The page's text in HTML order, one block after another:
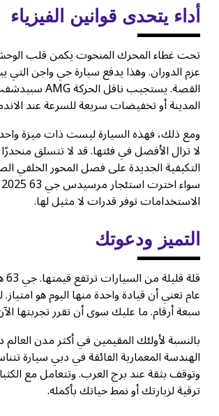
أداء يتحدى قوانين الفيزياء
المدينة أو تخفيضات سريعة للسرعة عند
التكيفية الجديدة على فصل المحور
الاستخدامات توفر قدرات لا مثيل لها.
التميز ودعوتك
عام تعني أن قيادة واحدة منها اليوم هو
سبعة أرقام. ما عليك سوى أن تقرر تجربتها
ترقية لزيارتك أو نمط حياتك بأكمله.